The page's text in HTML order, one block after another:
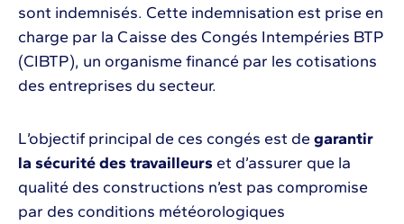
sont indemnisés. Cette indemnisation est prise en
charge par la Caisse des Congés Intempéries BTP
(CIBTP), un organisme financé par les cotisations
des entreprises du secteur.
L’objectif principal de ces congés est de garantir
la sécurité des travailleurs et d’assurer que la
qualité des constructions n’est pas compromise
par des conditions météorologiques